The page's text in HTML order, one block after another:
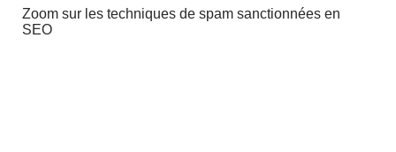
Zoom sur les techniques de spam sanctionnées en
SEO